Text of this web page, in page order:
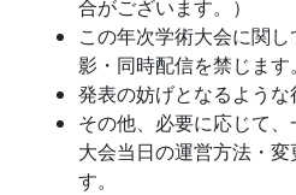
合がございます。）
この年次学術大会に関
影・同時配信を禁じます。
発表の妨げとなるような
その他、必要に応じて、
大会当日の運営方法・
す。